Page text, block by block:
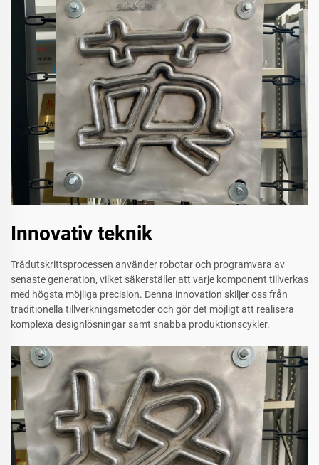
Innovativ teknik
Trådutskrittsprocessen använder robotar och programvara av
senaste generation, vilket säkerställer att varje komponent tillverkas
med högsta möjliga precision. Denna innovation skiljer oss från
traditionella tillverkningsmetoder och gör det möjligt att realisera
komplexa designlösningar samt snabba produktionscykler.